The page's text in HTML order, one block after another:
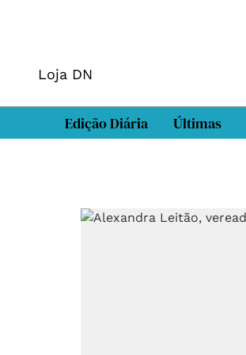
Loja DN
Edição Diária Últimas